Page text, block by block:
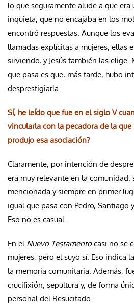
lo que seguramente alude a que
inquieta, que no encajaba en los
encontró respuestas. Aunque los
llamadas explícitas a mujeres, ellas
sirviendo, y Jesús también las elige.
que pasa es que, más tarde, hubo
desprestigiarla.
Sí, he leído que fue en el siglo V
vincularla con la pecadora de la que
produjo esa asociación?
Claramente, por intención de
era muy relevante en la comunidad:
mencionada y siempre en primer
igual que pasa con Pedro, Santiago
Eso no es casual.
En el Nuevo Testamentocasi no se
mujeres, pero el suyo sí. Eso indica
la memoria comunitaria. Además,
crucifixión, sepultura y, de forma
personal del Resucitado.